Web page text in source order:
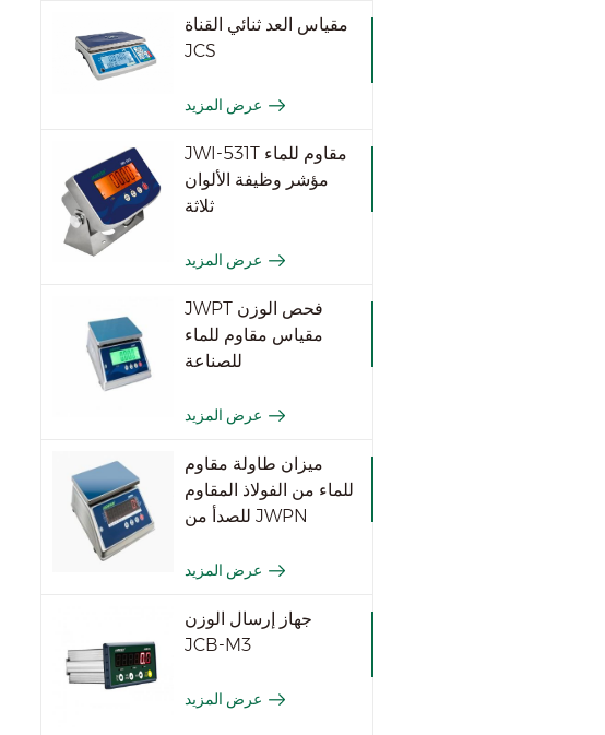
مقياس العد ثنائي القناة
JCS
عرض المزيد
JWI-531T مقاوم للماء
مؤشر وظيفة الألوان
ثلاثة
عرض المزيد
JWPT فحص الوزن
مقياس مقاوم للماء
للصناعة
عرض المزيد
ميزان طاولة مقاوم
للماء من الفولاذ المقاوم
للصدأ من JWPN
عرض المزيد
جهاز إرسال الوزن
JCB-M3
عرض المزيد